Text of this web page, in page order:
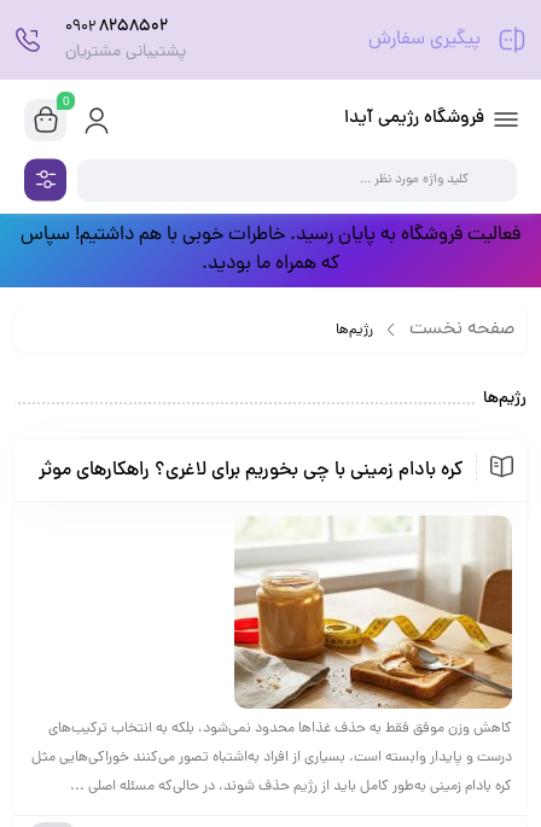
پیگیری سفارش 8258502
0902
پشتیبانی مشتریان
فروشگاه رژیمی آیدا
0
فعالیت فروشگاه به پایان رسید. خاطرات خوبی با هم داشتیم! سپاس
که همراه ما بودید.
صفحه نخست رژیم‌ها
رژیم‌ها
کره بادام زمینی با چی بخوریم برای لاغری؟ راهکارهای موثر
کاهش وزن موفق فقط به حذف غذاها محدود نمی‌شود، بلکه به انتخاب ترکیب‌های
درست و پایدار وابسته است. بسیاری از افراد به‌اشتباه تصور می‌کنند خوراکی‌هایی مثل
کره بادام زمینی به‌طور کامل باید از رژیم حذف شوند، در حالی‌که مسئله اصلی ...